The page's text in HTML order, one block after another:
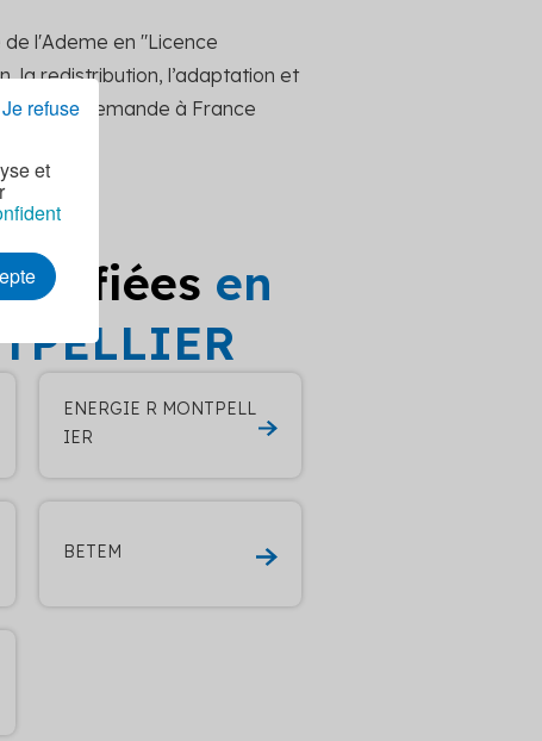
et
Je refuse
l'Ademe en "Licence
la redistribution, l’adaptation et
votre demande à France
en
ENERGIE R MONTPELL
IER
BETEM